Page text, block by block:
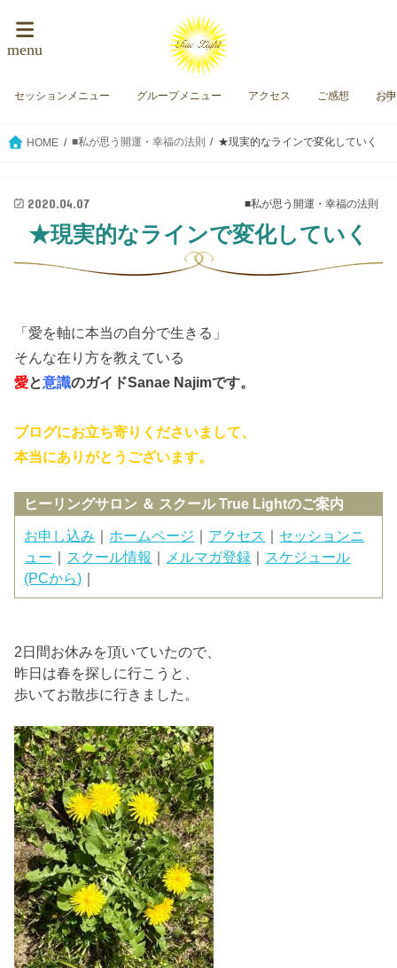
menu
セッションメニュー グループメニュー アクセス ご感想 お
HOME ■私が思う開運・幸福の法則 ★現実的なラインで変化していく
■私が思う開運・幸福の法則
2020.04.07
★現実的なラインで変化していく
「愛を軸に本当の自分で生きる」
そんな在り方を教えている
愛と意識のガイドSanae Najimです。
ブログにお立ち寄りくださいまして、
本当にありがとうございます。
ヒーリングサロン ＆ スクール True Lightのご案内
お申し込み
ホームページ アクセス
セッションニ
ュー
スクール情報 メルマガ登録
スケジュール
(PCから)
2日間お休みを頂いていたので、
昨日は春を探しに行こうと、
歩いてお散歩に行きました。